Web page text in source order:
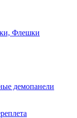
Флешки
демопанели